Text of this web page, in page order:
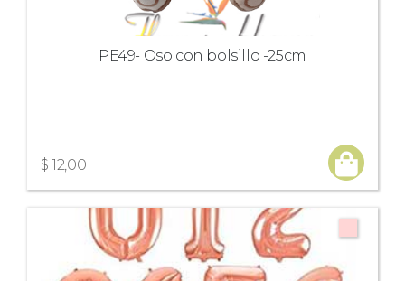
PE49- Oso con bolsillo -25cm
$ 12,00